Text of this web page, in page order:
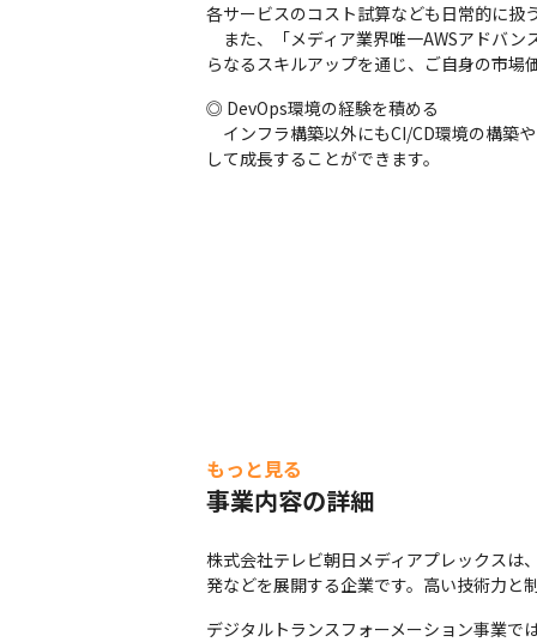
各サービスのコスト試算なども日常的に扱
また、「メディア業界唯一AWSアドバン
らなるスキルアップを通じ、ご自身の市
◎ DevOps環境の経験を積める
インフラ構築以外にもCI/CD環境の構築
して成長することができます。
もっと見る
事業内容の詳細
株式会社テレビ朝日メディアプレックスは
発などを展開する企業です。高い技術力と
デジタルトランスフォーメーション事業で